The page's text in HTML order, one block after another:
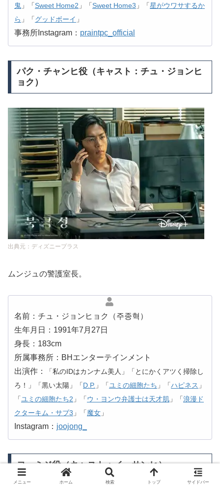
鬼 」「Sweet Home2 」「Sweet Home3 」「星がウワサするか
ら 」「グッドボーイ 」
事務所Instagram： praintpc_official
パク・チャンヒ役（キャスト：チュ・ジョンヒ
ョク）
出典元：ディズニープラス
ムンジュの警護室長。
名前：チュ・ジョンヒョク（주종혁）
生年月日：1991年7月27日
身長：183cm
所属事務所：BHエンターテインメント
出演作：
「私のIDはカンナム美人」「とにかくアツく掃除し
ろ！」「黒い太陽」「D.P. 」「ユミの細胞たち 」「ハピネス 」
「ユミの細胞たち2 」「ウ・ヨンウ弁護士は天才肌 」「浪漫ド
クターキム・サブ3 」「魔女 」
Instagram： joojong_
ヨ・ミジ役（キャスト：イ・サンヒ）
メニュー ホーム 検索 トップ サイドバー